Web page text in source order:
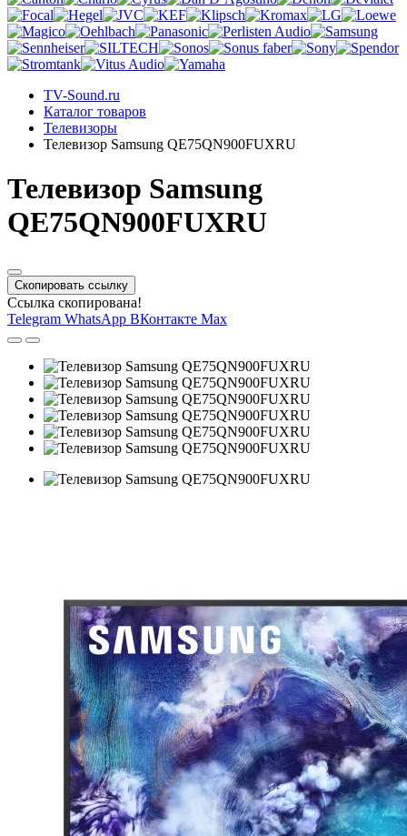
TV-Sound.ru
Каталог товаров
Телевизоры
Телевизор Samsung QE75QN900FUXRU
Телевизор Samsung
QE75QN900FUXRU
Скопировать ссылку
Ссылка скопирована!
Telegram WhatsApp ВКонтакте Max